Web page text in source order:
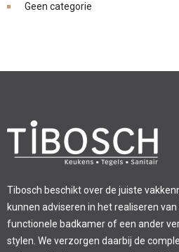
Geen categorie
Tibosch beschikt over de juiste
kunnen adviseren in het realiseren
functionele badkamer of een ander
stylen. We verzorgen daarbij de